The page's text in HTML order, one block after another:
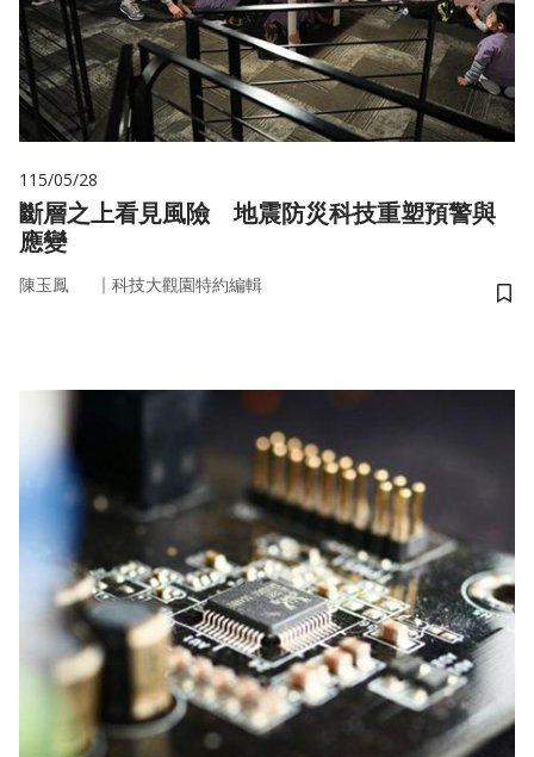
115/05/28
斷層之上看見風險 地震防災科技重塑預警與
應變
陳玉鳳 ｜ 科技大觀園特約編輯
儲